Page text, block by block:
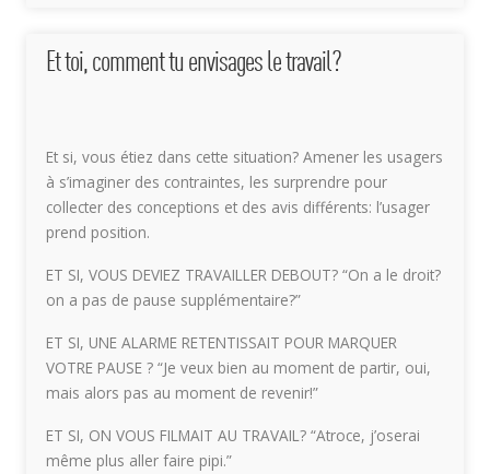
Et toi, comment tu envisages le travail?
Et si, vous étiez dans cette situation? Amener les usagers
à s’imaginer des contraintes, les surprendre pour
collecter des conceptions et des avis différents: l’usager
prend position.
ET SI, VOUS DEVIEZ TRAVAILLER DEBOUT? “On a le droit?
on a pas de pause supplémentaire?”
ET SI, UNE ALARME RETENTISSAIT POUR MARQUER
VOTRE PAUSE ? “Je veux bien au moment de partir, oui,
mais alors pas au moment de revenir!”
ET SI, ON VOUS FILMAIT AU TRAVAIL? “Atroce, j’oserai
même plus aller faire pipi.”